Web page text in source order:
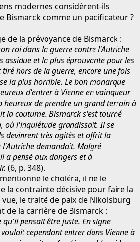
modernes considèrent-ils
Bismarck comme un pacificateur ?
de la prévoyance de Bismarck :
roi dans la guerre contre l'Autriche
assidue et la plus éprouvante pour les
hors de la guerre, encore une fois
la plus horrible. Le bon monarque
d'entrer à Vienne en vainqueur
heureux de prendre un grand terrain à
la coutume. Bismarck s'est tourné
où l'inquiétude grandissait. Il se
devinrent très agités et offrit la
demandait. Malgré
a pensé aux dangers et à
(6, p. 348).
le choléra, il ne le
la contrainte décisive pour faire la
le traité de paix de Nikolsburg
de la carrière de Bismarck :
qu'il pensait être juste. En signe
cependant entrer dans Vienne à